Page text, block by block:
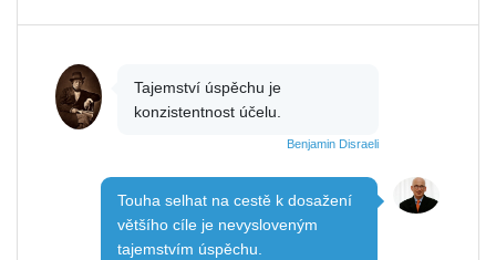
Tajemství úspěchu je
konzistentnost účelu.
Benjamin Disraeli
Touha selhat na cestě k dosažení
většího cíle je nevysloveným
tajemstvím úspěchu.